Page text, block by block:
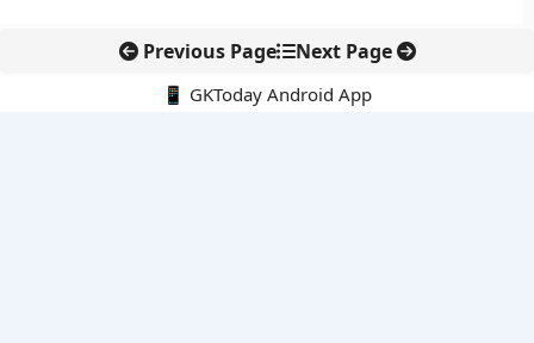
Previous Page Next Page
📱 GKToday Android App